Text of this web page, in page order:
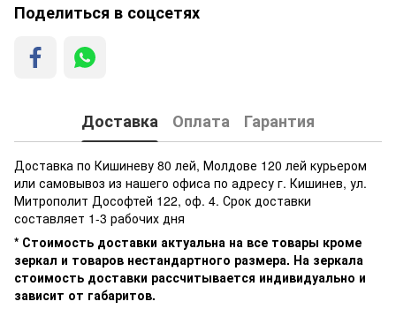
Поделиться в соцсетях
Доставка Оплата Гарантия
Доставка по Кишиневу 80 лей, Молдове 120 лей курьером
или самовывоз из нашего офиса по адресу г. Кишинев, ул.
Митрополит Дософтей 122, оф. 4. Срок доставки
составляет 1-3 рабочих дня
* Стоимость доставки актуальна на все товары кроме
зеркал и товаров нестандартного размера. На зеркала
стоимость доставки рассчитывается индивидуально и
зависит от габаритов.